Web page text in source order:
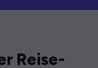
Reise-